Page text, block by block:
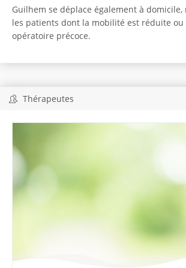
Guilhem se déplace également à
les patients dont la mobilité est réduite ou
opératoire précoce.
Thérapeutes